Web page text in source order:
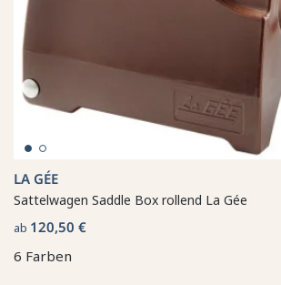
LA GÉE
Sattelwagen Saddle Box rollend La Gée
ab 120,50 €
6 Farben